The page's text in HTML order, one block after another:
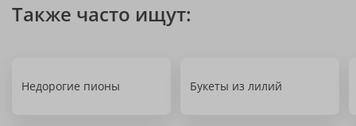
Также часто ищут:
Недорогие пионы Букеты из лилий